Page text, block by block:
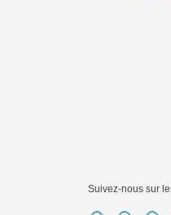
Suivez-nous sur